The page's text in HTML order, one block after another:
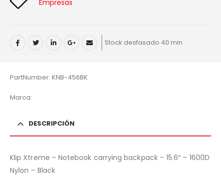
Empresas
Stock desfasado 40 min
PartNumber: KNB-456BK
Marca:
DESCRIPCIÓN
Klip Xtreme – Notebook carrying backpack – 15.6″ – 1600D
Nylon – Black